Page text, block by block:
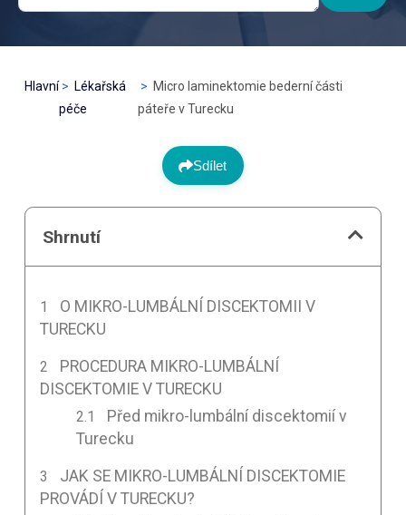
Hlavní
Lékařská
péče
Micro laminektomie bederní části
páteře v Turecku
Sdílet
Shrnutí
O MIKRO-LUMBÁLNÍ DISCEKTOMII V
TURECKU
PROCEDURA MIKRO-LUMBÁLNÍ
DISCEKTOMIE V TURECKU
Před mikro-lumbální discektomií v
Turecku
JAK SE MIKRO-LUMBÁLNÍ DISCEKTOMIE
PROVÁDÍ V TURECKU?